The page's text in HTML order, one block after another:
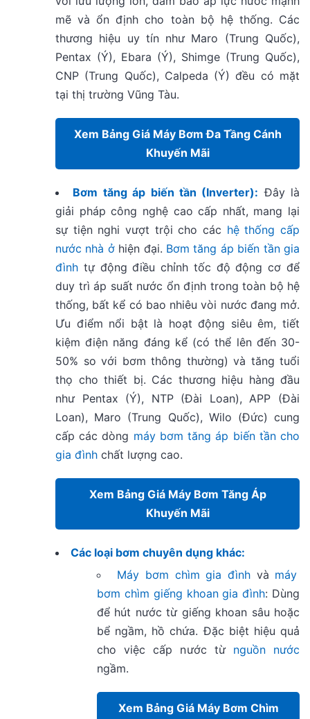
mẽ và ổn định cho toàn bộ hệ thống. Các
thương hiệu uy tín như Maro (Trung Quốc),
Pentax (Ý), Ebara (Ý), Shimge (Trung Quốc),
CNP (Trung Quốc), Calpeda (Ý) đều có mặt
tại thị trường Vũng Tàu.
Xem Bảng Giá Máy Bơm Đa Tầng Cánh
Khuyến Mãi
Bơm tăng áp biến tần (Inverter): Đây là
giải pháp công nghệ cao cấp nhất, mang lại
sự tiện nghi vượt trội cho các hệ thống cấp
nước nhà ởhiện đại. Bơm tăng áp biến tần gia
đình tự động điều chỉnh tốc độ động cơ để
duy trì áp suất nước ổn định trong toàn bộ hệ
thống, bất kể có bao nhiêu vòi nước đang mở.
Ưu điểm nổi bật là hoạt động siêu êm, tiết
kiệm điện năng đáng kể (có thể lên đến 30-
50% so với bơm thông thường) và tăng tuổi
thọ cho thiết bị. Các thương hiệu hàng đầu
như Pentax (Ý), NTP (Đài Loan), APP (Đài
Loan), Maro (Trung Quốc), Wilo (Đức) cung
cấp các dòng máy bơm tăng áp biến tần cho
gia đình chất lượng cao.
Xem Bảng Giá Máy Bơm Tăng Áp
Khuyến Mãi
Các loại bơm chuyên dụng khác:
Máy bơm chìm gia đình và máy
bơm chìm giếng khoan gia đình: Dùng
để hút nước từ giếng khoan sâu hoặc
bể ngầm, hồ chứa. Đặc biệt hiệu quả
cho việc cấp nước từ nguồn nước
ngầm.
Xem Bảng Giá Máy Bơm Chìm